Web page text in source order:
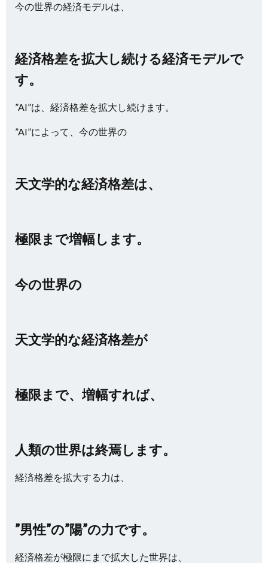
今の世界の経済モデルは、
経済格差を拡大し続ける経済モデルで
す。
”AI”は、経済格差を拡大し続けます。
”AI”によって、今の世界の
天文学的な経済格差は、
極限まで増幅します。
今の世界の
天文学的な経済格差が
極限まで、増幅すれば、
人類の世界は終焉します。
経済格差を拡大する力は、
”男性”の”陽”の力です。
経済格差が極限にまで拡大した世界は、